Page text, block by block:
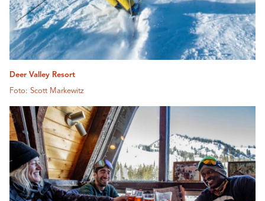
Deer Valley Resort
Foto: Scott Markewitz